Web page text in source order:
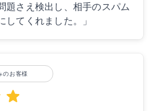
題さえ検出し、相手のスパム
してくれました。」
のお客様